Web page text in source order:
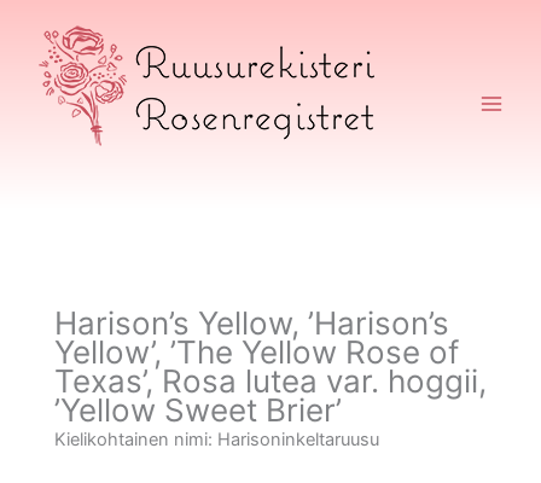
sisältöön
Harison’s Yellow, ’Harison’s
Yellow’, ’The Yellow Rose of
Texas’, Rosa lutea var. hoggii,
’Yellow Sweet Brier’
Kielikohtainen nimi: Harisoninkeltaruusu